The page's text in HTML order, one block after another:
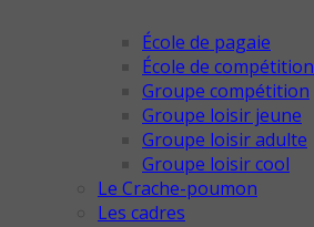
École de pagaie
École de compétition
Groupe compétition
Groupe loisir jeune
Groupe loisir adulte
Groupe loisir cool
Le Crache-poumon
Les cadres